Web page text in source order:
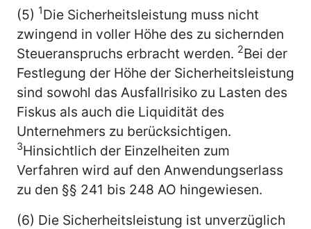
(5) 1Die Sicherheitsleistung muss nicht
zwingend in voller Höhe des zu sichernden
Steueranspruchs erbracht werden. 2Bei der
Festlegung der Höhe der Sicherheitsleistung
sind sowohl das Ausfallrisiko zu Lasten des
Fiskus als auch die Liquidität des
Unternehmers zu berücksichtigen.
3Hinsichtlich der Einzelheiten zum
Verfahren wird auf den Anwendungserlass
zu den §§ 241 bis 248 AO hingewiesen.
(6) Die Sicherheitsleistung ist unverzüglich